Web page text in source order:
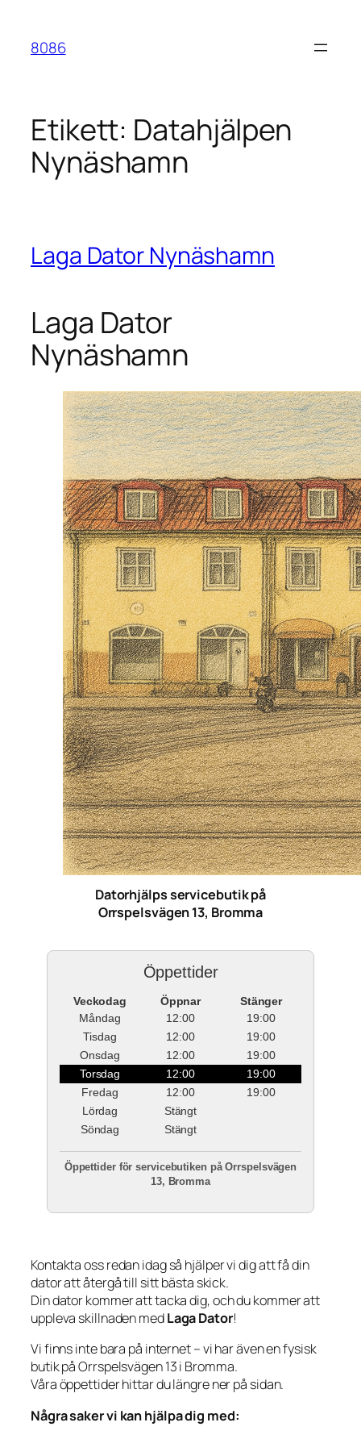
innehåll
8086
Etikett: Datahjälpen
Nynäshamn
Laga Dator Nynäshamn
Laga Dator
Nynäshamn
Datorhjälps servicebutik på
Orrspelsvägen 13, Bromma
Öppettider
Veckodag Öppnar
Stänger
Måndag
12:00
19:00
Tisdag
12:00
19:00
Onsdag
12:00
19:00
Torsdag
12:00
19:00
Fredag
12:00
19:00
Lördag
Stängt
Söndag
Stängt
Öppettider för servicebutiken på Orrspelsvägen
13, Bromma
Kontakta oss redan idag så hjälper vi dig att få din
dator att återgå till sitt bästa skick.
Din dator kommer att tacka dig, och du kommer att
uppleva skillnaden medLaga Dator!
Vi finns inte bara på internet – vi har även en fysisk
butik på Orrspelsvägen 13 i Bromma.
Våra öppettider hittar du längre ner på sidan.
Några saker vi kan hjälpa dig med: